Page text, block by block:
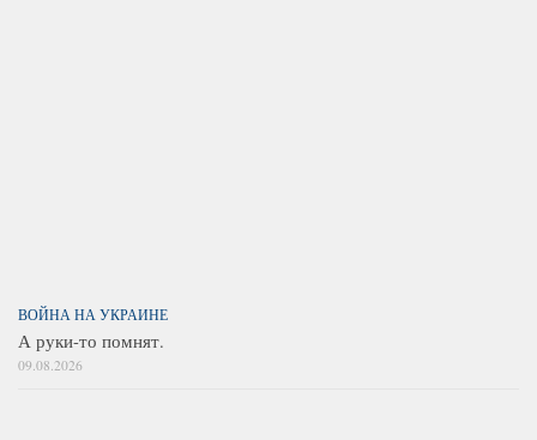
ВОЙНА НА УКРАИНЕ
А руки-то помнят.
09.08.2026